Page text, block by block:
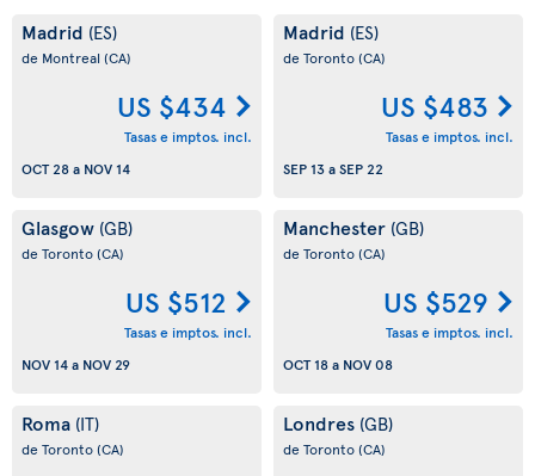
Madrid (ES)
de Montreal (CA)
US $434
Tasas e imptos. incl.
OCT 28a NOV 14
Madrid (ES)
de Toronto(CA)
US $483
Tasas e imptos. incl.
SEP 13aSEP 22
Glasgow (GB)
de Toronto(CA)
US $512
Tasas e imptos. incl.
NOV 14a NOV 29
Manchester (GB)
de Toronto(CA)
US $529
Tasas e imptos. incl.
OCT 18a NOV 08
Roma (IT)
de Toronto(CA)
Londres (GB)
de Toronto(CA)